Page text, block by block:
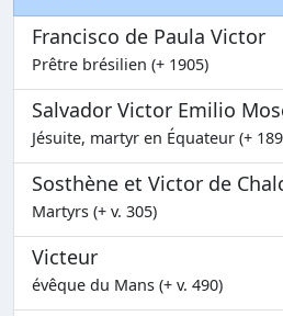
Francisco de Paula Victor
Prêtre brésilien (+ 1905)
Salvador Victor Emilio
Jésuite, martyr en Équateur (+
Sosthène et Victor de
Martyrs (+ v. 305)
Victeur
évêque du Mans (+ v. 490)